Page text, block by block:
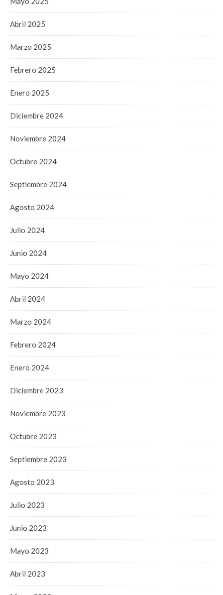
Abril 2025
Marzo 2025
Febrero 2025
Enero 2025
Diciembre 2024
Noviembre 2024
Octubre 2024
Septiembre 2024
Agosto 2024
Julio 2024
Junio 2024
Mayo 2024
Abril 2024
Marzo 2024
Febrero 2024
Enero 2024
Diciembre 2023
Noviembre 2023
Octubre 2023
Septiembre 2023
Agosto 2023
Julio 2023
Junio 2023
Mayo 2023
Abril 2023